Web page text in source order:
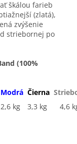
škálou farieb
(zlatá),
zvýšenie
striebornej po
(100%
Modrá Čierna
2,6 kg 3,3 kg 4,6